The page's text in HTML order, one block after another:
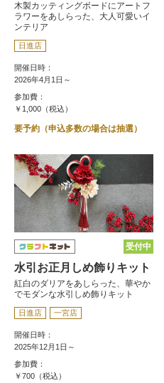
木製カッティングボードにアートフ
ラワーをあしらった、大人可愛いイ
ンテリア
日進店
開催日時：
2026年4月1日～
参加費：
￥1,000（税込）
要予約（申込多数の場合は抽選）
受付中
水引お正月しめ飾りキット
紅白のダリアをあしらった、華やか
でモダンな水引しめ飾りキット
日進店 一宮店
開催日時：
2025年12月1日～
参加費：
￥700（税込）